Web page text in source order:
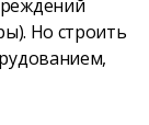
Но строить